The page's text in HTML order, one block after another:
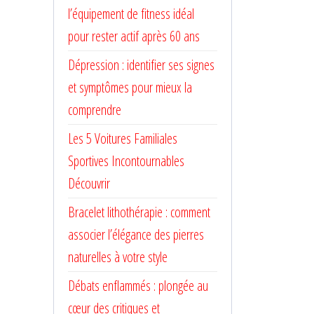
l’équipement de fitness idéal
pour rester actif après 60 ans
Dépression : identifier ses signes
et symptômes pour mieux la
comprendre
Les 5 Voitures Familiales
Sportives Incontournables
Découvrir
Bracelet lithothérapie : comment
associer l’élégance des pierres
naturelles à votre style
Débats enflammés : plongée au
cœur des critiques et